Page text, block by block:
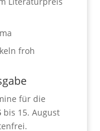
froh
für die
bis 15. August